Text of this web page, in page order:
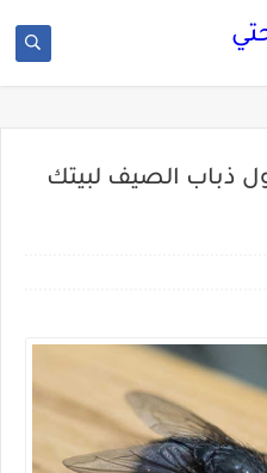
ذباب الصيف لبيتك